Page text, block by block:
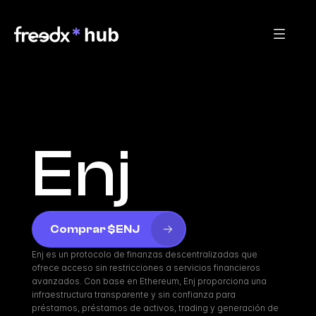
Enj
Comprar $ENJ
Enj es un protocolo de finanzas descentralizadas que
ofrece acceso sin restricciones a servicios financieros
avanzados. Con base en Ethereum, Enj proporciona una
infraestructura transparente y sin confianza para
préstamos, préstamos de activos, trading y generación de